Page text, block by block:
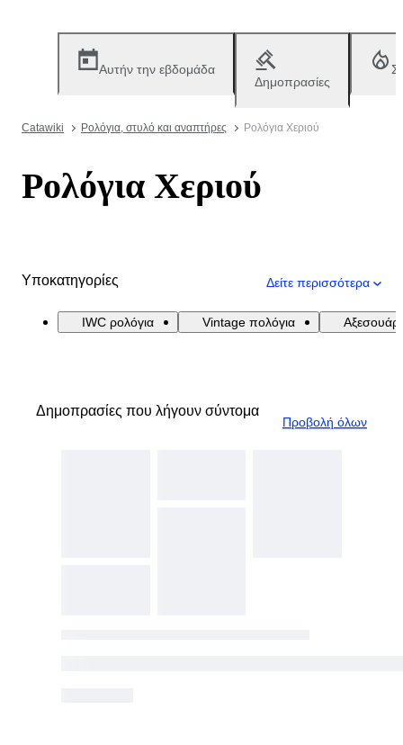
Αυτήν την εβδομάδα
Δημοπρασίες
Catawiki Ρολόγια, στυλό και αναπτήρες Ρολόγια Χεριού
Ρολόγια Χεριού
Υποκατηγορίες Δείτε περισσότερα
IWC ρολόγια Vintage πολόγια Αξεσουάρ
Δημοπρασίες που λήγουν σύντομα
Προβολή όλων